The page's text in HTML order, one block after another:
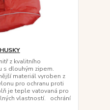
z kvalitního
s dlouhým zipem.
materiál vyroben z
pro ochranu proti
je teple vatovaná pro
vlastností. ochrání